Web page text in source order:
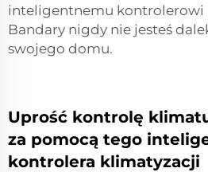
inteligentnemu kontrolerowi
Bandary nigdy nie jesteś
swojego domu.
Uprość kontrolę
za pomocą tego
kontrolera klimatyzacji